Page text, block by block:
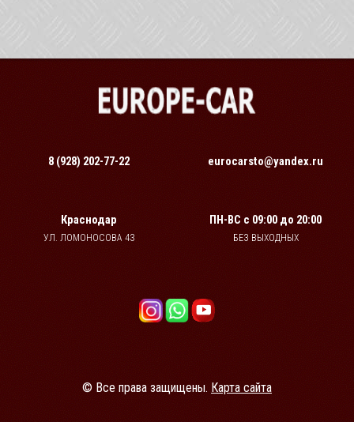
8 (928) 202-77-22 eurocarsto@yandex.ru
Краснодар
УЛ. ЛОМОНОСОВА 43
ПН-ВС с 09:00 до 20:00
БЕЗ ВЫХОДНЫХ
© Все права защищены. Карта сайта